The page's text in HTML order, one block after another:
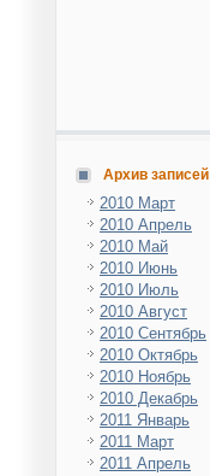
Архив записей
2010 Март
2010 Апрель
2010 Май
2010 Июнь
2010 Июль
2010 Август
2010 Сентябрь
2010 Октябрь
2010 Ноябрь
2010 Декабрь
2011 Январь
2011 Март
2011 Апрель